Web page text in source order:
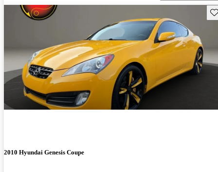
2010 Hyundai Genesis Coupe